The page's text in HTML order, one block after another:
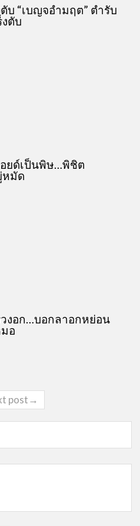
บ “เบญจอำมฤต” ตำรับ
ตับ
ยด์เป็นพิษ…พิชิต
หมัด
งอก…บอกลาอกหย่อน
อ
post→